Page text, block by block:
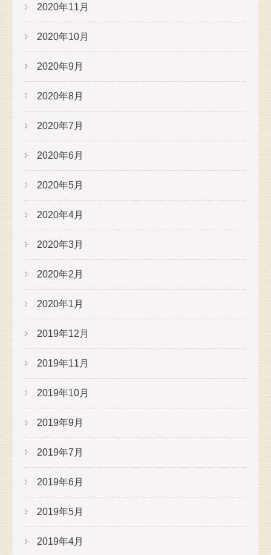
2020年11月
2020年10月
2020年9月
2020年8月
2020年7月
2020年6月
2020年5月
2020年4月
2020年3月
2020年2月
2020年1月
2019年12月
2019年11月
2019年10月
2019年9月
2019年7月
2019年6月
2019年5月
2019年4月